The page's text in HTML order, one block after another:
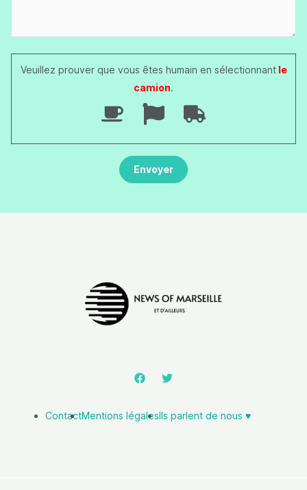
Veuillez prouver que vous êtes humain en sélectionnantle
camion.
ContactMentions légalesIls parlent de nous ♥️